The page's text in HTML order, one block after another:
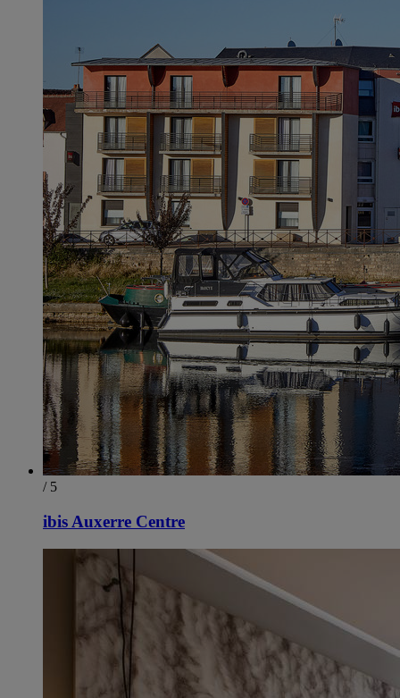
/ 5
ibis Auxerre Centre